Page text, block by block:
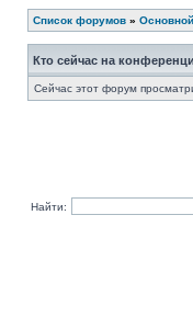
Список форумов »
Кто сейчас на
Сейчас этот форум
Найти: